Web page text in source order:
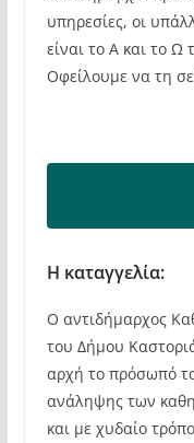
υπηρεσίες, οι
είναι το Α και το Ω
Οφείλουμε να τη
Η καταγγελία:
Ο αντιδήμαρχος
του Δήμου
αρχή το πρόσωπό
ανάληψης των
και με χυδαίο